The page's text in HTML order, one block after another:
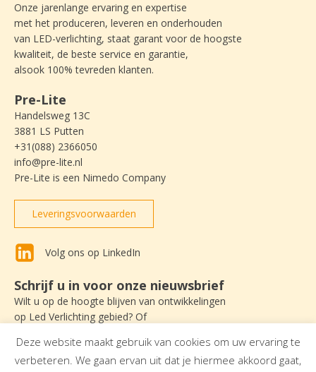
Onze jarenlange ervaring en expertise
met het produceren, leveren en onderhouden
van LED-verlichting, staat garant voor de hoogste
kwaliteit, de beste service en garantie,
alsook 100% tevreden klanten.
Pre-Lite
Handelsweg 13C
3881 LS Putten
+31(088) 2366050
info@pre-lite.nl
Pre-Lite is een Nimedo Company
Leveringsvoorwaarden
Volg ons op LinkedIn
Schrijf u in voor onze nieuwsbrief
Wilt u op de hoogte blijven van ontwikkelingen
op Led Verlichting gebied? Of
in om onze nieuwsbrief te ontvangen.
Deze website maakt gebruik van cookies om uw ervaring te
verbeteren. We gaan ervan uit dat je hiermee akkoord gaat,